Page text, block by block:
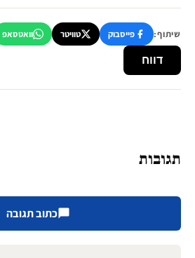
שיתוף: פייסבוק טוויטר וואטסאפ
דווח
תגובות
כתוב תגובה